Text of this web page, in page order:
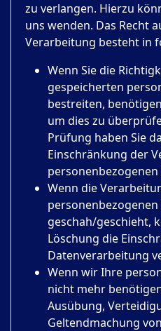
zu verlangen. Hierzu
uns wenden. Das Recht
Verarbeitung besteht in
Wenn Sie die
gespeicherten
bestreiten,
um dies zu
Prüfung haben Sie
Einschränkung der
Wenn die
geschah/geschieht,
Löschung die
Datenverarbeitung
Wenn wir Ihre
nicht mehr
Ausübung,
Geltendmachung